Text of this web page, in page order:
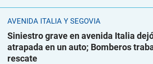
AVENIDA ITALIA Y SEGOVIA
Siniestro grave en avenida Italia
atrapada en un auto; Bomberos
rescate